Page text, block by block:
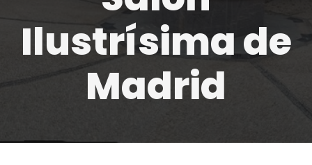
Ilustrísima de
Madrid